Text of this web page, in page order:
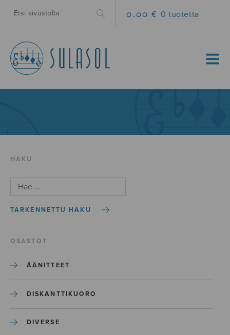
0.00 € 0 tuotetta
MENU
HAKU
TARKENNETTU HAKU
OSASTOT
ÄÄNITTEET
DISKANTTIKUORO
DIVERSE